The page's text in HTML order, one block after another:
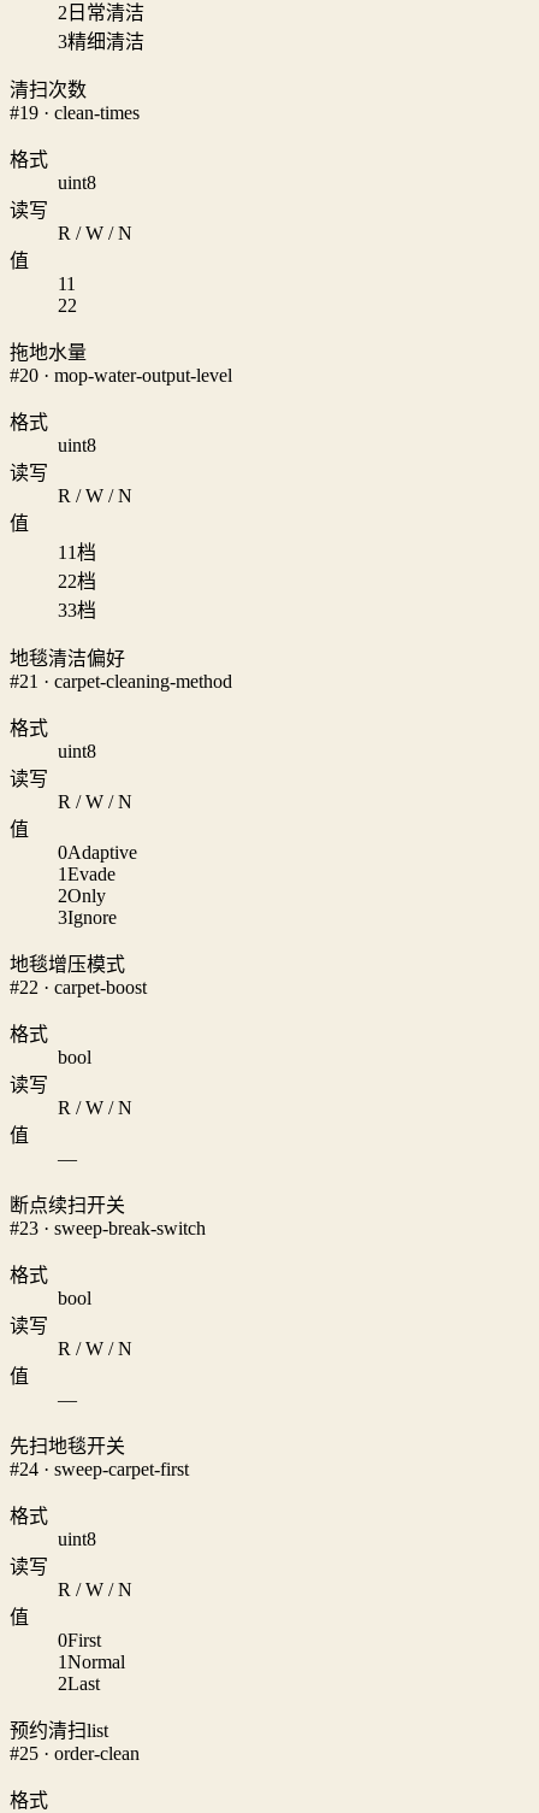
2 日常清洁
3精细清洁
清扫次数
#19 · clean-times
格式
uint8
读写
R / W / N
值
11
22
拖地水量
#20 · mop-water-output-level
格式
uint8
读写
R / W / N
值
1 1档
22档
33档
地毯清洁偏好
#21 · carpet-cleaning-method
格式
uint8
读写
R / W / N
值
0Adaptive
1Evade
2Only
3Ignore
地毯增压模式
#22 · carpet-boost
格式
bool
读写
R / W / N
值
—
断点续扫开关
#23 · sweep-break-switch
格式
bool
读写
R / W / N
值
—
先扫地毯开关
#24 · sweep-carpet-first
格式
uint8
读写
R / W / N
值
0First
1Normal
2Last
预约清扫list
#25 · order-clean
格式